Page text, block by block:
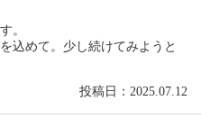
。
込めて。少し続けてみようと
投稿日：2025.07.12